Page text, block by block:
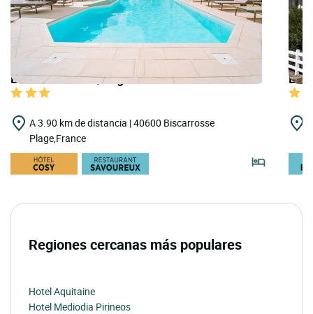
LOGIS HOTELS | Logis Hôtel la Forestière
A 3.90 km de distancia | 40600 Biscarrosse
Plage,France
Regiones cercanas más populares
Hotel Aquitaine
Hotel Mediodia Pirineos